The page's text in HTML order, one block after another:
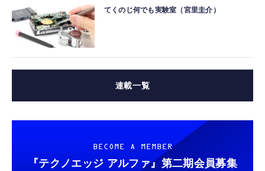
てくのじ何でも実験室（宮里圭介）
連載一覧
BECOME A MEMBER
『テクノエッジ アルファ』 第二期会員募集